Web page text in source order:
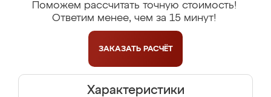
Поможем рассчитать точную стоимость!
Ответим менее, чем за 15 минут!
ЗАКАЗАТЬ РАСЧЁТ
Характеристики